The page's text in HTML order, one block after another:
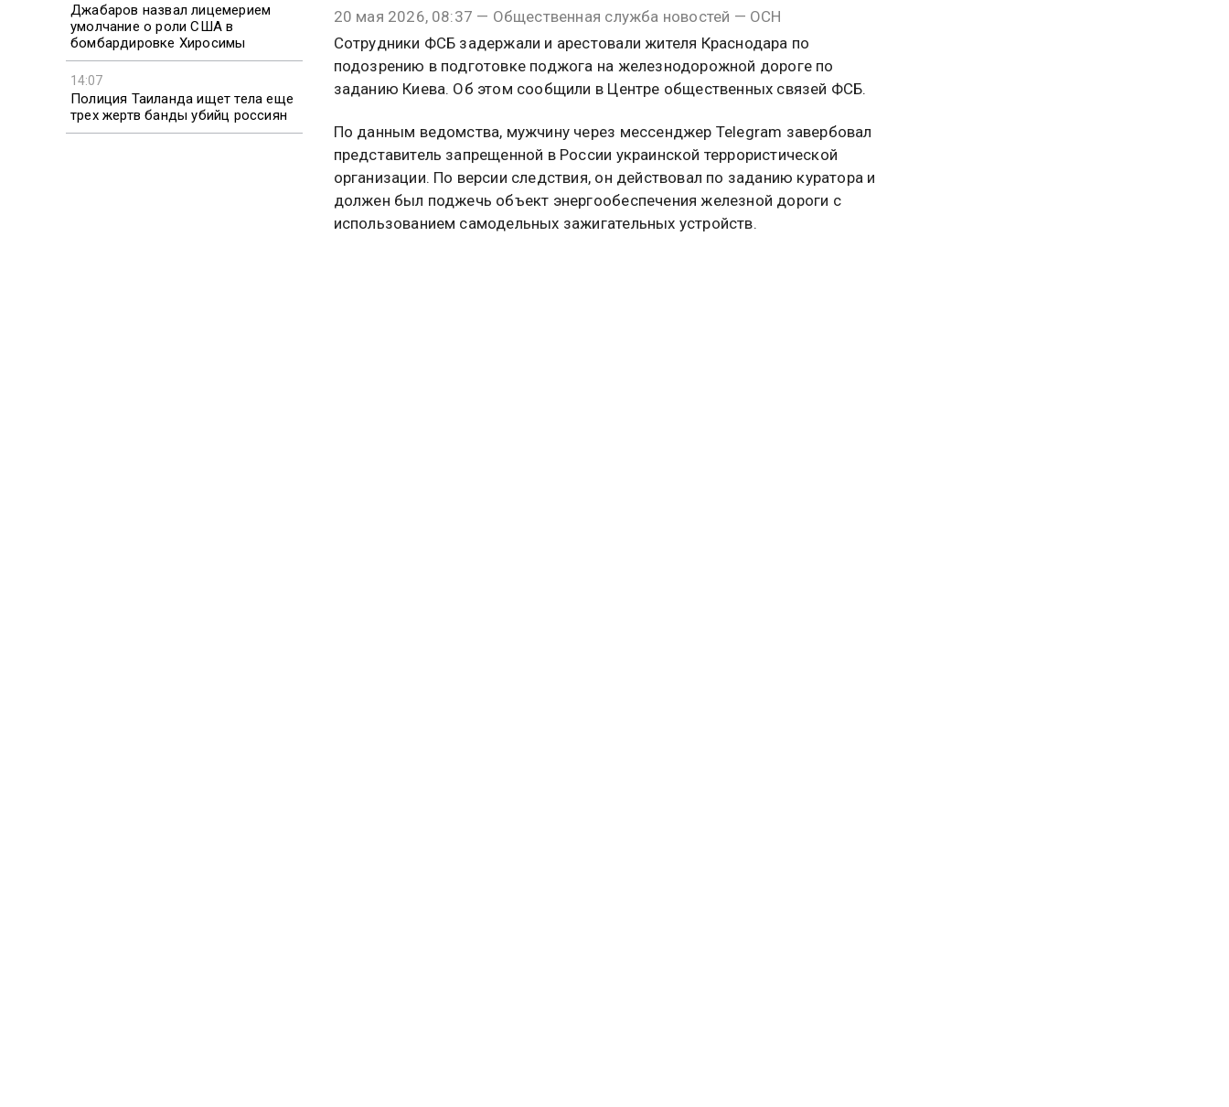
Джабаров назвал лицемерием
умолчание о роли США в
бомбардировке Хиросимы
14:07
Полиция Таиланда ищет тела еще
трех жертв банды убийц россиян
20 мая 2026, 08:37 — Общественная служба новостей — ОСН
Сотрудники ФСБ задержали и арестовали жителя Краснодара по
подозрению в подготовке поджога на железнодорожной дороге по
заданию Киева. Об этом сообщили в Центре общественных связей ФСБ.
По данным ведомства, мужчину через мессенджер Telegram завербовал
представитель запрещенной в России украинской террористической
организации. По версии следствия, он действовал по заданию куратора и
должен был поджечь объект энергообеспечения железной дороги с
использованием самодельных зажигательных устройств.